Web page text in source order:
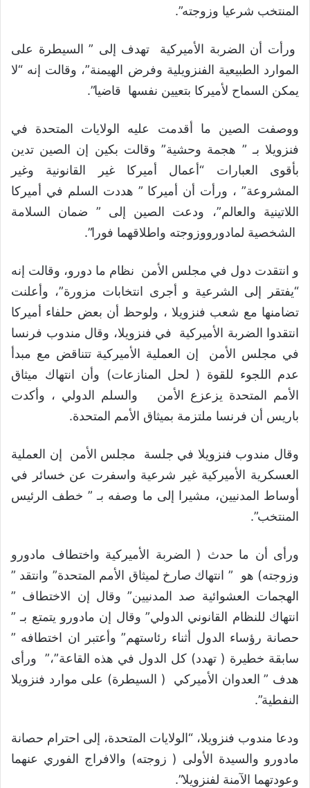
المنتخب شرعيا وزوجته”.
ورأت أن الضربة الأميركية تهدف إلى ” السيطرة على
الموارد الطبيعية الفنزويلية وفرض الهيمنة”، وقالت إنه “لا
يمكن السماح لأميركا بتعيين نفسها قاضيا”.
ووصفت الصين ما أقدمت عليه الولايات المتحدة في
فنزويلا بـ ” هجمة وحشية” وقالت بكين إن الصين تدين
بأقوى العبارات “أعمال أميركا غير القانونية وغير
المشروعة” ، ورأت أن أميركا ” هددت السلم في أميركا
اللاتينية والعالم”، ودعت الصين إلى ” ضمان السلامة
الشخصية لمادورووزوجته واطلاقهما فورا”.
و انتقدت دول في مجلس الأمن نظام ما دورو، وقالت إنه
“يفتقر إلى الشرعية و أجرى انتخابات مزورة”، وأعلنت
تضامنها مع شعب فنزويلا ، ولوحظ أن بعض حلفاء أميركا
انتقدوا الضربة الأميركية في فنزويلا، وقال مندوب فرنسا
في مجلس الأمن إن العملية الأميركية تتناقض مع مبدأ
عدم اللجوء للقوة ( لحل المنازعات) وأن انتهاك ميثاق
الأمم المتحدة يزعزع الأمن والسلم الدولي ، وأكدت
باريس أن فرنسا ملتزمة بميثاق الأمم المتحدة.
وقال مندوب فنزويلا في جلسة مجلس الأمن إن العملية
العسكرية الأميركية غير شرعية واسفرت عن خسائر في
أوساط المدنيين، مشيرا إلى ما وصفه بـ ” خطف الرئيس
المنتخب”.
ورأى أن ما حدث ( الضربة الأميركية واختطاف مادورو
وزوجته) هو ” انتهاك صارخ لميثاق الأمم المتحدة” وانتقد ”
الهجمات العشوائية صد المدنيين” وقال إن الاختطاف ”
انتهاك للنظام القانوني الدولي” وقال إن مادورو يتمتع بـ ”
حصانة رؤساء الدول أثناء رئاستهم” وأعتبر ان اختطافه ”
سابقة خطيرة ( تهدد) كل الدول في هذه القاعة”،” ورأى
هدف ” العدوان الأميركي ( السيطرة) على موارد فنزويلا
النفطية”.
ودعا مندوب فنزويلا، “الولايات المتحدة، إلى احترام حصانة
مادورو والسيدة الأولى ( زوجته) والافراج الفوري عنهما
وعودتهما الآمنة لفنزويلا”.